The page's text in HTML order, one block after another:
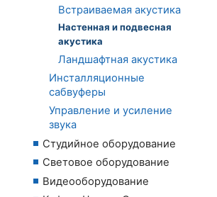
Встраиваемая акустика
Настенная и подвесная
акустика
Ландшафтная акустика
Инсталляционные
сабвуферы
Управление и усиление
звука
Студийное оборудование
Световое оборудование
Видеооборудование